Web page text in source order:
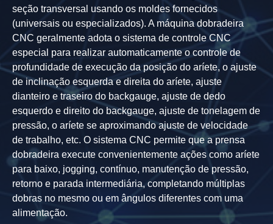
seção transversal usando os moldes fornecidos
(universais ou especializados). A máquina dobradeira
CNC geralmente adota o sistema de controle CNC
especial para realizar automaticamente o controle de
profundidade de execução da posição do aríete, o ajuste
de inclinação esquerda e direita do aríete, ajuste
dianteiro e traseiro do backgauge, ajuste de dedo
esquerdo e direito do backgauge, ajuste de tonelagem de
pressão, o aríete se aproximando ajuste de velocidade
de trabalho, etc. O sistema CNC permite que a prensa
dobradeira execute convenientemente ações como aríete
para baixo, jogging, contínuo, manutenção de pressão,
retorno e parada intermediária, completando múltiplas
dobras no mesmo ou em ângulos diferentes com uma
alimentação.